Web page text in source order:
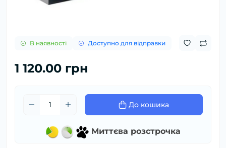
В наявності Доступно для відправки
1 120.00 грн
До кошика
Миттєва розстрочка